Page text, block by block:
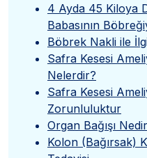
4 Ayda 45 Kiloya
Babasının
Böbrek Nakli ile
Safra Kesesi
Nelerdir?
Safra Kesesi
Zorunluluktur
Organ Bağışı
Kolon (Bağırsak)